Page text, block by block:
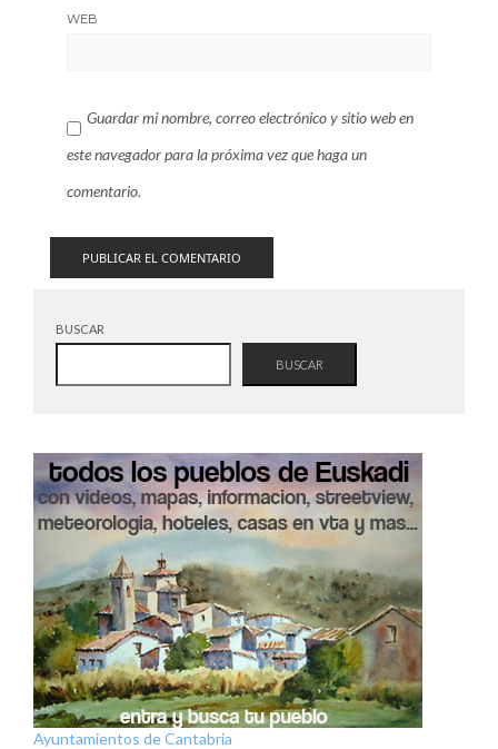
WEB
Guardar mi nombre, correo electrónico y sitio web en
este navegador para la próxima vez que haga un
comentario.
BUSCAR
BUSCAR
Ayuntamientos de Cantabria